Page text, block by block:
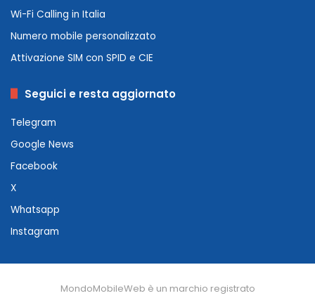
Wi-Fi Calling in Italia
Numero mobile personalizzato
Attivazione SIM con SPID e CIE
Seguici e resta aggiornato
Telegram
Google News
Facebook
X
Whatsapp
Instagram
MondoMobileWeb è un marchio registrato